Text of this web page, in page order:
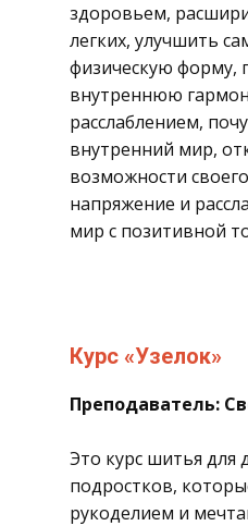
здоровьем,
легких, улучшить
физическую форму,
внутреннюю
расслаблением,
внутренний мир,
возможности
напряжение и
мир с позитивной
​Курс «Узелок»
Преподаватель:
​Это курс шитья для
подростков,
рукоделием и